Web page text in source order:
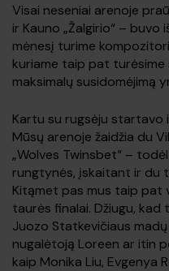
Visai neseniai arenoje
ir Kauno „Žalgirio“ –
mėnesį turime
kuriame taip pat turėsime
maksimalų susidomėjimą
Kartu su rugsėju startavo
Mūsų arenoje žaidžia du
„Wolves Twinsbet“ –
rungtynės, įskaitant ir du
Kitąmet pas mus taip pat
taurės finalai. Džiugu, kad
Juozo Statkevičiaus madų
nugalėtoją Loreen ar itin
kaip Monika Liu, Evgenya